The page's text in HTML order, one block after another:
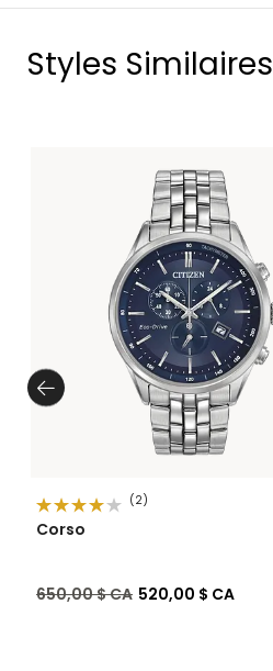
Styles Similaires
(2)
Corso
Prix réduit de
650,00 $ CAà520,00 $ CA